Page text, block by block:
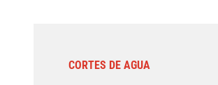
CORTES DE AGUA